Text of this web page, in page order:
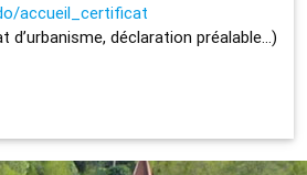
accueil_certificat
déclaration préalable…)